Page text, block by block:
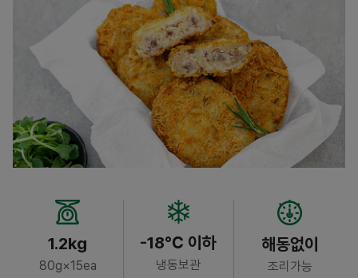
1.2kg
80g×15ea
-18℃ 이하
냉동보관
해동없이
조리가능